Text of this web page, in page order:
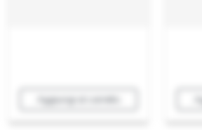
Aggiungi al carrello